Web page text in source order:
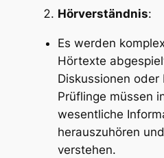
Hörverständnis:
Es werden
Hörtexte
Diskussionen oder
Prüflinge müssen
wesentliche
herauszuhören
verstehen.